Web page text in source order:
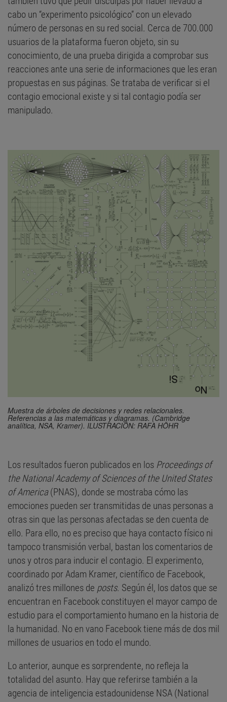
cabo un “experimento psicológico” con un elevado
número de personas en su red social. Cerca de 700.000
usuarios de la plataforma fueron objeto, sin su
conocimiento, de una prueba dirigida a comprobar sus
reacciones ante una serie de informaciones que les eran
propuestas en sus páginas. Se trataba de verificar si el
contagio emocional existe y si tal contagio podía ser
manipulado.
Muestra de árboles de decisiones y redes relacionales.
Referencias a las matemáticas y diagramas. (Cambridge
analítica, NSA, Kramer). ILUSTRACIÓN: RAFA HÖHR
Los resultados fueron publicados en los Proceedings of
the National Academy of Sciences of the United States
of America(PNAS), donde se mostraba cómo las
emociones pueden ser transmitidas de unas personas a
otras sin que las personas afectadas se den cuenta de
ello. Para ello, no es preciso que haya contacto físico ni
tampoco transmisión verbal, bastan los comentarios de
unos y otros para inducir el contagio. El experimento,
coordinado por Adam Kramer, científico de Facebook,
analizó tres millones de posts. Según él, los datos que se
encuentran en Facebook constituyen el mayor campo de
estudio para el comportamiento humano en la historia de
la humanidad. No en vano Facebook tiene más de dos mil
millones de usuarios en todo el mundo.
Lo anterior, aunque es sorprendente, no refleja la
totalidad del asunto. Hay que referirse también a la
agencia de inteligencia estadounidense NSA (National